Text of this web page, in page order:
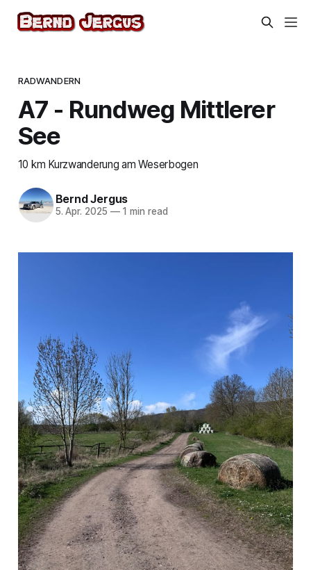
RADWANDERN
A7 - Rundweg Mittlerer
See
10 km Kurzwanderung am Weserbogen
Bernd Jergus
5. Apr. 2025 —1 min read